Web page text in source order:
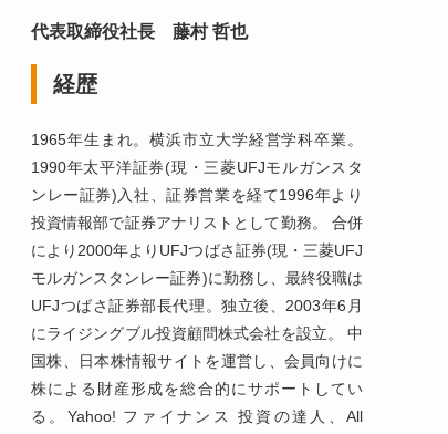
代表取締役社長 藤村 哲也
経歴
1965年生まれ。横浜市立大学経営学科卒業。
1990年太平洋証券(現・三菱UFJモルガンスタ
ンレー証券)入社、証券営業を経て1996年より
投資情報部で証券アナリストとして勤務。 合併
により2000年よりUFJつばさ証券(現・三菱UFJ
モルガンスタンレー証券)に勤務し、最終役職は
UFJつばさ証券部長代理。独立後、2003年6月
にライジングブル投資顧問株式会社を設立。 中
国株、日本株情報サイトを運営し、会員向けに
株による財産形成を総合的にサポートしてい
る。Yahoo! ファイナンス 投資の達人、All